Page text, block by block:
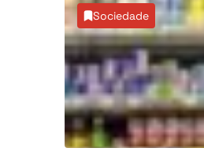
oposição e voltou a
especulações sobre o
saúde do chefe de
anos.
Sociedade